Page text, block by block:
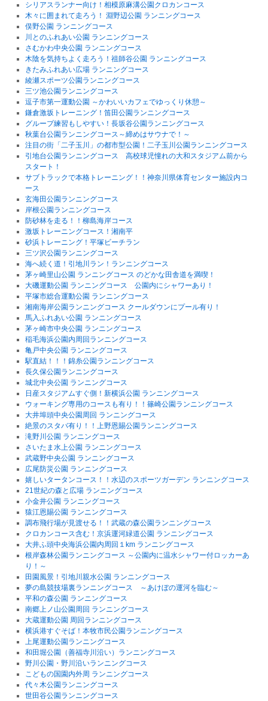
シリアスランナー向け！相模原麻溝公園クロカンコース
木々に囲まれて走ろう！ 淵野辺公園 ランニングコース
俣野公園 ランニングコース
川とのふれあい公園 ランニングコース
さむかわ中央公園 ランニングコース
木陰を気持ちよく走ろう！祖師谷公園 ランニングコース
きたみふれあい広場 ランニングコース
綾瀬スポーツ公園ランニングコース
三ツ池公園ランニングコース
逗子市第一運動公園 ～かわいいカフェでゆっくり休憩～
鎌倉激坂トレーニング！笛田公園ランニングコース
グループ練習もしやすい！長坂谷公園ランニングコース
秋葉台公園ランニングコース～締めはサウナで！～
注目の街「二子玉川」の都市型公園！二子玉川公園ランニングコース
引地台公園ランニングコース 高校球児憧れの大和スタジアム前から
スタート！
サブトラックで本格トレーニング！！神奈川県体育センター施設内コ
ース
玄海田公園ランニングコース
岸根公園ランニングコース
防砂林を走る！！柳島海岸コース
激坂トレーニングコース！湘南平
砂浜トレーニング！平塚ビーチラン
三ツ沢公園ランニングコース
海へ続く道！引地川ラン！ランニングコース
茅ヶ崎里山公園 ランニングコース のどかな田舎道を満喫！
大磯運動公園 ランニングコース 公園内にシャワーあり！
平塚市総合運動公園 ランニングコース
湘南海岸公園ランニングコース クールダウンにプール有り！
馬入ふれあい公園 ランニングコース
茅ヶ崎市中央公園 ランニングコース
稲毛海浜公園内周回ランニングコース
亀戸中央公園 ランニングコース
駅直結！！！錦糸公園ランニングコース
長久保公園ランニングコース
城北中央公園 ランニングコース
日産スタジアムすぐ側！新横浜公園 ランニングコース
ウォーキング専用のコースも有り！！篠崎公園ランニングコース
大井埠頭中央公園周回 ランニングコース
絶景のスタバ有り！！上野恩賜公園ランニングコース
滝野川公園 ランニングコース
さいたま水上公園 ランニングコース
武蔵野中央公園 ランニングコース
広尾防災公園 ランニングコース
嬉しいタータンコース！！水辺のスポーツガーデン ランニングコース
21世紀の森と広場 ランニングコース
小金井公園 ランニングコース
猿江恩賜公園 ランニングコース
調布飛行場が見渡せる！！武蔵の森公園ランニングコース
クロカンコース含む！京浜運河緑道公園 ランニングコース
大井ふ頭中央海浜公園内周回１km ランニングコース
根岸森林公園ランニングコース ～公園内に温水シャワー付ロッカーあ
り！～
田園風景！引地川親水公園 ランニングコース
夢の島競技場裏ランニングコース ～あけぼの運河を臨む～
平和の森公園 ランニングコース
南郷上ノ山公園周回 ランニングコース
大蔵運動公園 周回ランニングコース
横浜港すぐそば！本牧市民公園ランニングコース
上尾運動公園ランニングコース
和田堀公園（善福寺川沿い）ランニングコース
野川公園・野川沿いランニングコース
こどもの国園内外周 ランニングコース
代々木公園ランニングコース
世田谷公園ランニングコース